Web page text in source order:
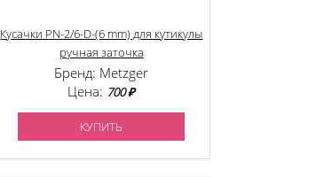
Кусачки PN-2/6-D-(6 mm) для кутикулы
ручная заточка
Бренд: Metzger
Цена: 700 ₽
КУПИТЬ